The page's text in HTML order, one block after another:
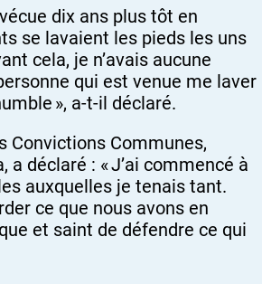
dix ans plus tôt en
se lavaient les pieds les uns
cela, je n’avais aucune
qui est venue me laver
», a-t-il déclaré.
Convictions Communes,
a déclaré : « J’ai commencé à
auxquelles je tenais tant.
ce que nous avons en
et saint de défendre ce qui